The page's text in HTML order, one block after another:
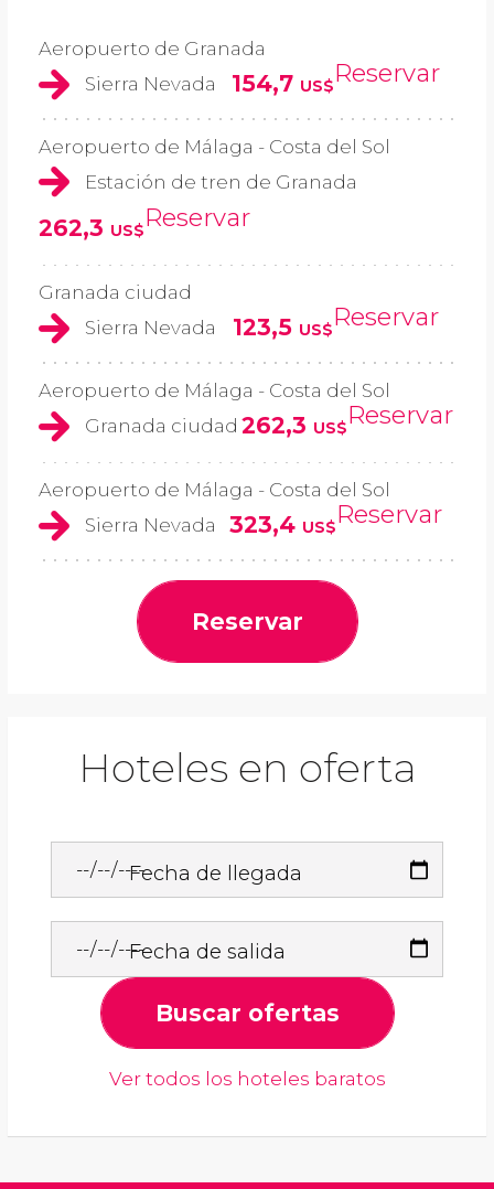
Aeropuerto de Granada
Sierra Nevada
154,7 US$Reservar
Aeropuerto de Málaga - Costa del Sol
Estación de tren de Granada
262,3 US$Reservar
Granada ciudad
Sierra Nevada
123,5 US$Reservar
Aeropuerto de Málaga - Costa del Sol
Granada ciudad 262,3 US$Reservar
Aeropuerto de Málaga - Costa del Sol
Sierra Nevada
323,4 US$Reservar
Reservar
Hoteles en oferta
Fecha de llegada
Fecha de salida
Buscar ofertas
Ver todos los hoteles baratos